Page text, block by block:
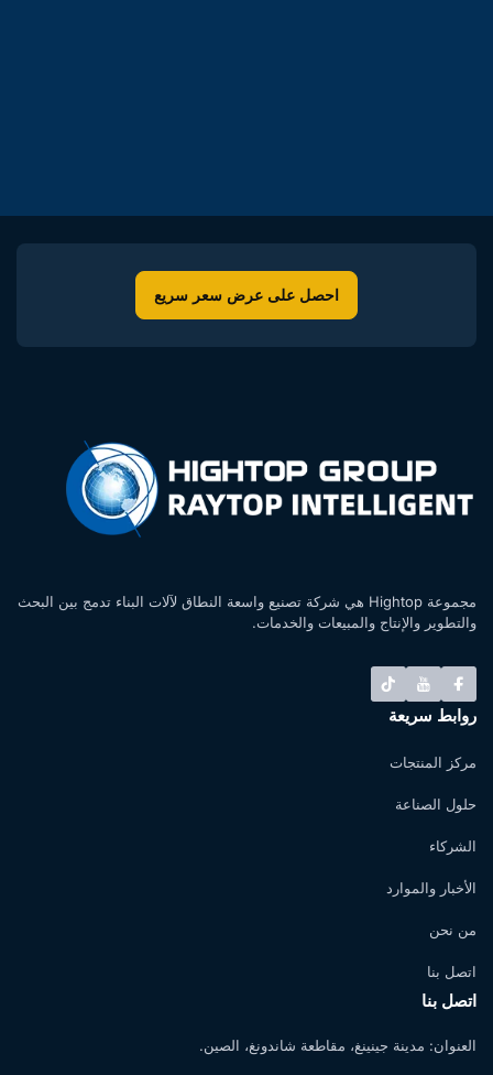
احصل على عرض سعر سريع
مجموعة Hightop هي شركة تصنيع واسعة النطاق لآلات البناء تدمج بين البحث
والتطوير والإنتاج والمبيعات والخدمات.
روابط سريعة
مركز المنتجات
حلول الصناعة
الشركاء
الأخبار والموارد
من نحن
اتصل بنا
اتصل بنا
العنوان: مدينة جينينغ، مقاطعة شاندونغ، الصين.